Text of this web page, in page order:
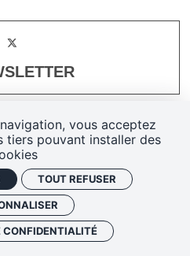
légales
vous acceptez
tiers pouvant installer des
TOUT REFUSER
CONFIDENTIALITÉ